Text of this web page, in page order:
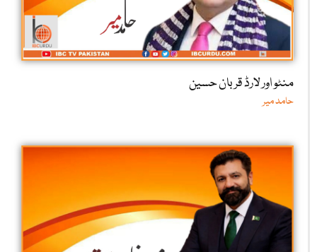
منٹو اور لارڈ قربان حسین
حامد میر